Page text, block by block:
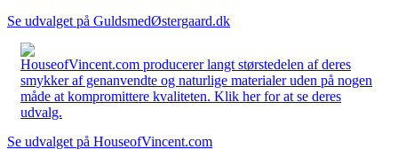
Se udvalget på GuldsmedØstergaard.dk
HouseofVincent.com producerer langt størstedelen af deres
smykker af genanvendte og naturlige materialer uden på nogen
måde at kompromittere kvaliteten. Klik her for at se deres
udvalg.
Se udvalget på HouseofVincent.com